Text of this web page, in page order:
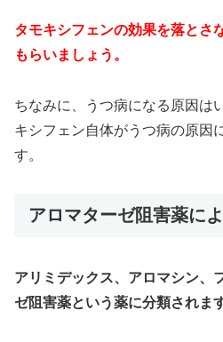
タモキシフェンの効果を落とさ
もらいましょう。
ちなみに、うつ病になる原因は
キシフェン自体がうつ病の原因
す。
アロマターゼ阻害薬に
アリミデックス、アロマシン、
ゼ阻害薬という薬に分類されます